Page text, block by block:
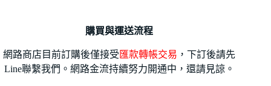
購買與運送流程
網路商店目前訂購後僅接受 匯款轉帳交易 ，下訂後請先
Line聯繫我們。網路金流持續努力開通中，還請見諒。